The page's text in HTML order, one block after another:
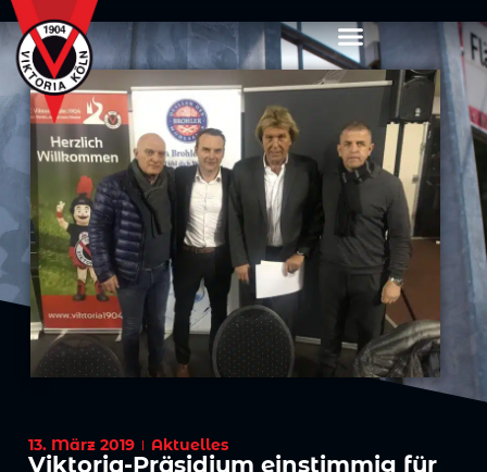
13. März 2019 Aktuelles
Viktoria-Präsidium einstimmig für